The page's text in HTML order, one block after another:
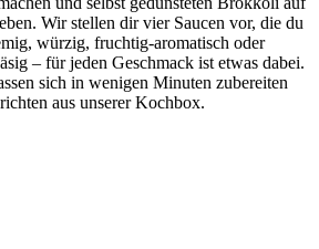
Wir stellen dir vier Saucen vor, die du
würzig, fruchtig-aromatisch oder
– für jeden Geschmack ist etwas dabei.
sich in wenigen Minuten zubereiten
aus unserer Kochbox.